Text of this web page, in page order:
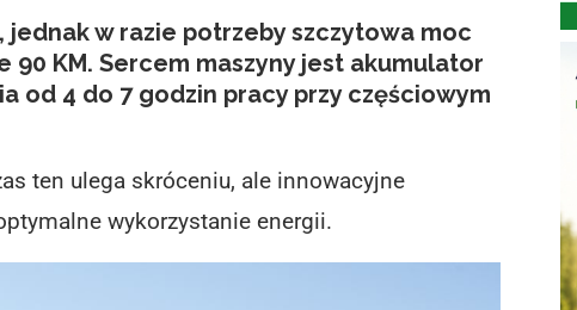
jednak w razie potrzeby szczytowa moc
KM. Sercem maszyny jest akumulator
od 4 do 7 godzin pracy przy częściowym
ten ulega skróceniu, ale innowacyjne
wykorzystanie energii.